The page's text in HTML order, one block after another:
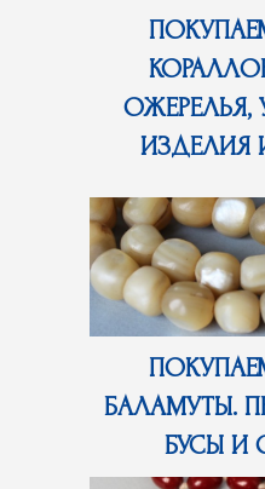
ОЖЕРЕЛЬЯ,
ИЗДЕЛИЯ
БАЛАМУТЫ.
БУСЫ И